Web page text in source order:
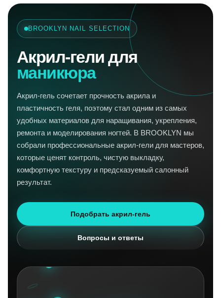
BROOKLYN NAIL SELECTION
Акрил-гели для
маникюра
Акрил-гель сочетает прочность акрила и
пластичность геля, поэтому стал одним из самых
удобных материалов для наращивания, укрепления,
ремонта и моделирования ногтей. В BROOKLYN мы
собрали профессиональные акрил-гели для мастеров,
которые ценят контроль, чистую выкладку,
комфортную текстуру и предсказуемый салонный
результат.
Подобрать акрил-гель
Вопросы и ответы